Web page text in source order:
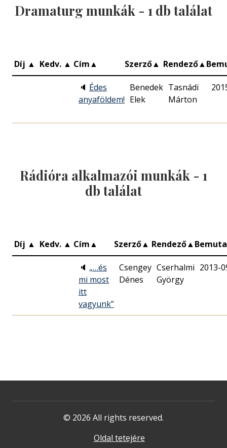
Dramaturg munkák - 1 db találat
Díj ▲ Kedv. ▲ Cím▲ Szerző▲ Rendező▲
🔈 Édes
anyaföldem!
Benedek
Elek
Tasnádi
Márton
Rádióra alkalmazói munkák - 1
db találat
Díj ▲ Kedv. ▲ Cím▲ Szerző▲ Rendező▲
🔈 „…és
mi most
itt
vagyunk”
Csengey
Dénes
Cserhalmi
György
2013-
© 2026 All rights reserved.
Oldal tetejére